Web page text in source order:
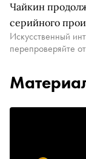
Чайкин
серийного
Искусственный
перепроверяйте